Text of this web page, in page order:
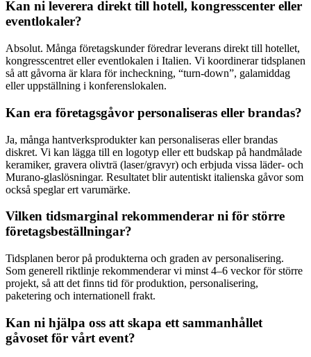
Kan ni leverera direkt till hotell, kongresscenter eller
eventlokaler?
Absolut. Många företagskunder föredrar leverans direkt till hotellet,
kongresscentret eller eventlokalen i Italien. Vi koordinerar tidsplanen
så att gåvorna är klara för incheckning, “turn-down”, galamiddag
eller uppställning i konferenslokalen.
Kan era företagsgåvor personaliseras eller brandas?
Ja, många hantverksprodukter kan personaliseras eller brandas
diskret. Vi kan lägga till en logotyp eller ett budskap på handmålade
keramiker, gravera olivträ (laser/gravyr) och erbjuda vissa läder- och
Murano-glaslösningar. Resultatet blir autentiskt italienska gåvor som
också speglar ert varumärke.
Vilken tidsmarginal rekommenderar ni för större
företagsbeställningar?
Tidsplanen beror på produkterna och graden av personalisering.
Som generell riktlinje rekommenderar vi minst 4–6 veckor för större
projekt, så att det finns tid för produktion, personalisering,
paketering och internationell frakt.
Kan ni hjälpa oss att skapa ett sammanhållet
gåvoset för vårt event?